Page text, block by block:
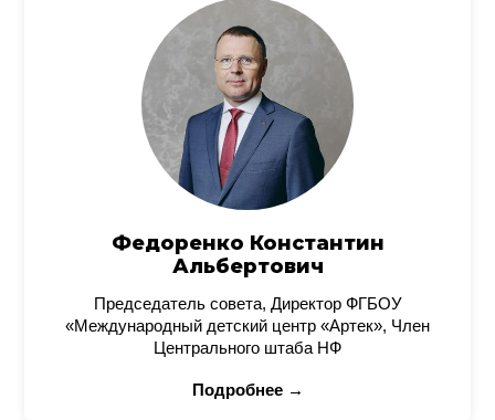
Федоренко Константин
Альбертович
Председатель совета, Директор ФГБОУ
«Международный детский центр «Артек», Член
Центрального штаба НФ
Подробнее →